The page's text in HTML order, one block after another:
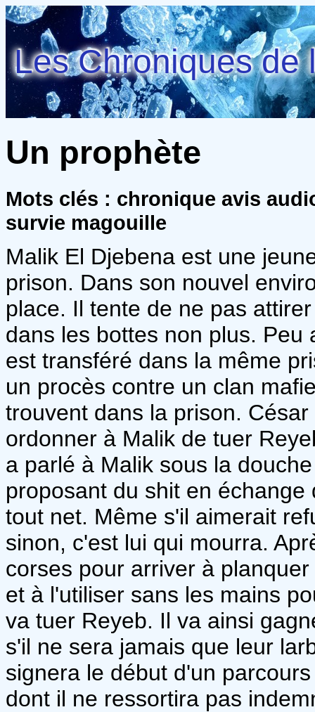
Les Chroniques de
Un prophète
Mots clés : chronique avis
survie magouille
Malik El Djebena est une
prison. Dans son nouvel
place. Il tente de ne pas
dans les bottes non plus.
est transféré dans la même
un procès contre un clan
trouvent dans la prison.
ordonner à Malik de tuer
a parlé à Malik sous la
proposant du shit en
tout net. Même s'il aimerait
sinon, c'est lui qui mourra.
corses pour arriver à
et à l'utiliser sans les mains
va tuer Reyeb. Il va ainsi
s'il ne sera jamais que leur
signera le début d'un
dont il ne ressortira pas